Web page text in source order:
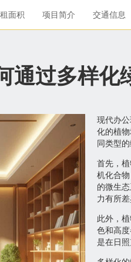
面积 项目简介 交通信息
通过多样化
现代办
化的植
同类型
首先，
机化合
的微生
力有所
此外，
色和高
是在日